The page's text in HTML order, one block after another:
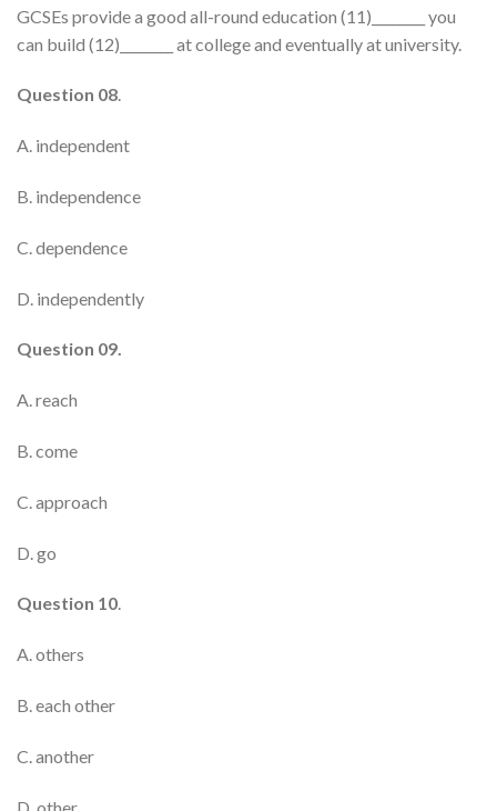
GCSEs provide a good all-round education (11)________ you
can build (12)________ at college and eventually at university.
Question 08.
A. independent
B. independence
C. dependence
D. independently
Question 09.
A. reach
B. come
C. approach
D. go
Question 10.
A. others
B. each other
C. another
D. other